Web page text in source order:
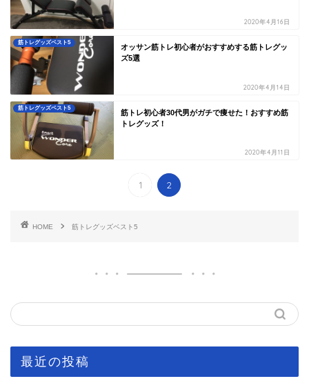
2020年4月16日
筋トレグッズベスト5
オッサン筋トレ初心者がおすすめする筋トレグッ
ズ5選
2020年4月14日
筋トレグッズベスト5
筋トレ初心者30代男がガチで痩せた！おすすめ筋
トレグッズ！
2020年4月11日
1 2
HOME 筋トレグッズベスト5
最近の投稿